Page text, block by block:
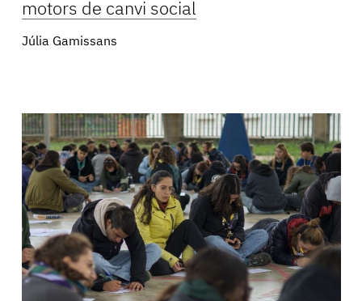
motors de canvi social
Júlia Gamissans